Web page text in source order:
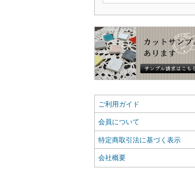
ご利用ガイド
会員について
特定商取引法に基づく表示
会社概要